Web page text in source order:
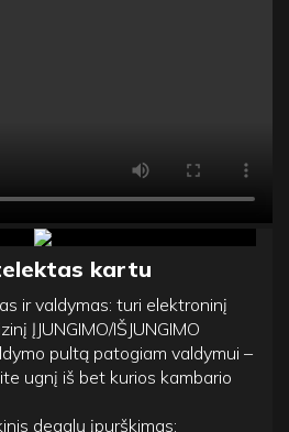
kartu
ir valdymas: turi elektroninį
ĮJUNGIMO/IŠJUNGIMO
pultą patogiam valdymui –
ugnį iš bet kurios kambario
degalų įpurškimas: